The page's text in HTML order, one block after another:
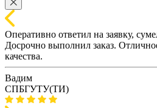
Оперативно ответил на заявку,
Досрочно выполнил заказ.
качества.
Вадим
СПБГУТУ(ТИ)